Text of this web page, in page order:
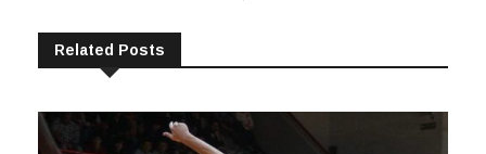
Related Posts